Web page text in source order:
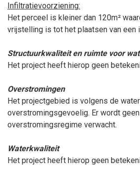
Infiltratievoorziening:
Het perceel is kleiner dan 120m²
vrijstelling is tot het plaatsen van een
Structuurkwaliteit en ruimte voor
Het project heeft hierop geen
Overstromingen
Het projectgebied is volgens de
overstromingsgevoelig. Er wordt
overstromingsregime verwacht.
Waterkwaliteit
Het project heeft hierop geen